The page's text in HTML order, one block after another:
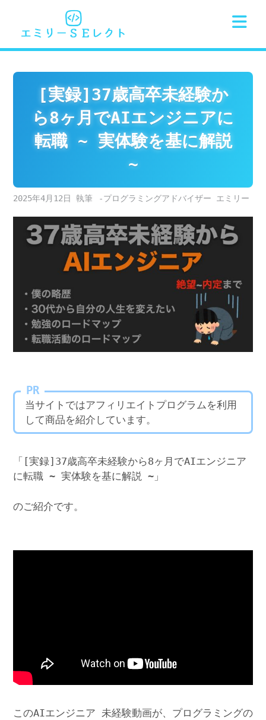
content
[実録]37歳高卒未経験か
ら8ヶ月でAIエンジニアに
転職 ~ 実体験を基に解説
~
2025年4月12日 -プログラミングアドバイザー エミリー
PR
当サイトではアフィリエイトプログラムを利用
して商品を紹介しています。
「[実録]37歳高卒未経験から8ヶ月でAIエンジニア
に転職 ~ 実体験を基に解説 ~」
のご紹介です。
このAIエンジニア 未経験動画が、プログラミングの